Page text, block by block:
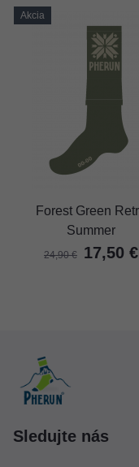
Akcia
Forest Green
Summer
24,90 € 17,50 €
Sledujte nás